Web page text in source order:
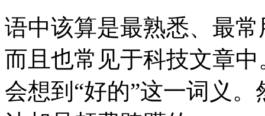
语中该算是最熟悉、最
而且也常见于科技文章
会想到“好的”这一词义